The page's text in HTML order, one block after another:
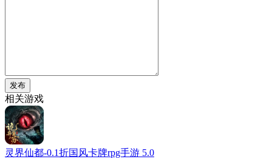
发布
相关游戏
灵界仙都-0.1折国风卡牌rpg手游 5.0